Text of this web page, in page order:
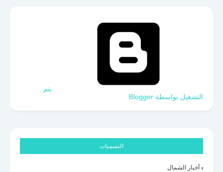
‏يتم
التشغيل بواسطة Blogger
التسميات
أخبار الشمال